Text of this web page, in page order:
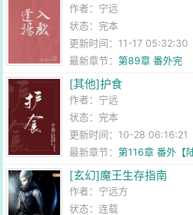
作者： 宁远
状态：完本
更新时间：11-17 05:32:30
最新章节：第89章 番外完
[其他]护食
作者： 宁远
状态：完本
更新时间：10-28 06:16:21
最新章节：第116章 番外【
[玄幻]魔王生存指南
作者： 宁远方
状态：连载